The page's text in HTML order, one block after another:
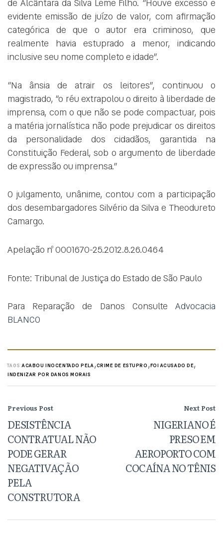
de Alcântara da Silva Leme Filho. “Houve excesso e
evidente emissão de juízo de valor, com afirmação
categórica de que o autor era criminoso, que
realmente havia estuprado a menor, indicando
inclusive seu nome completo e idade”.
“Na ânsia de atrair os leitores”, continuou o
magistrado, “o réu extrapolou o direito à liberdade de
imprensa, com o que não se pode compactuar, pois
a matéria jornalística não pode prejudicar os direitos
da personalidade dos cidadãos, garantida na
Constituição Federal, sob o argumento de liberdade
de expressão ou imprensa.”
O julgamento, unânime, contou com a participação
dos desembargadores Silvério da Silva e Theodureto
Camargo.
Apelação nº 0001670-25.2012.8.26.0464
Fonte: Tribunal de Justiça do Estado de São Paulo
Para Reparação de Danos Consulte Advocacia
BLANCO
TAGS:ACABOU INOCENTADO PELA,CRIME DE ESTUPRO ,FOI ACUSADO DE,
INDENIZAR POR DANOS MORAIS
Previous Post
DESISTÊNCIA
CONTRATUAL NÃO
PODE GERAR
NEGATIVAÇÃO
PELA
CONSTRUTORA
Next Post
NIGERIANO É
PRESO EM
AEROPORTO COM
COCAÍNA NO TÊNIS